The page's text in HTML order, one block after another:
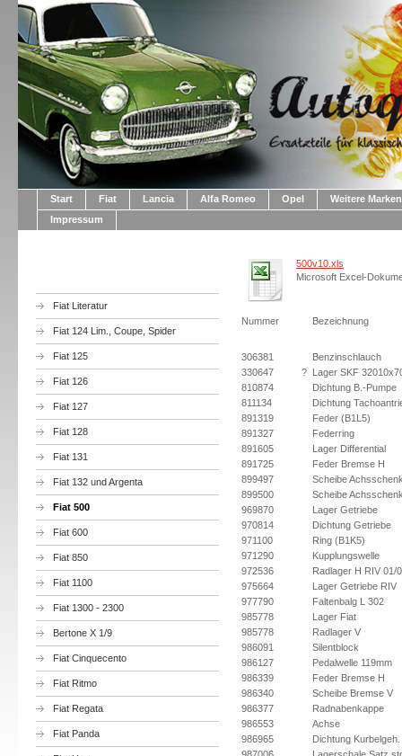
Start Fiat Lancia Alfa Romeo Opel
Weitere Marken
Impressum
Fiat Literatur
Fiat 124 Lim., Coupe, Spider
Fiat 125
Fiat 126
Fiat 127
Fiat 128
Fiat 131
Fiat 132 und Argenta
Fiat 500
Fiat 600
Fiat 850
Fiat 1100
Fiat 1300 - 2300
Bertone X 1/9
Fiat Cinquecento
Fiat Ritmo
Fiat Regata
Fiat Panda
500v10.xls
Microsoft Excel-
Nummer Bezeichnung
306381
Benzinschlauch
330647
? Lager SKF
810874
Dichtung B.-Pumpe
811134
Dichtung
891319
Feder (B1L5)
891327
Federring
891605
Lager Differential
891725
Feder Bremse H
899497
Scheibe
899500
Scheibe
969870
Lager Getriebe
970814
Dichtung Getriebe
971100
Ring (B1K5)
971290
Kupplungswelle
972536
Radlager H RIV 01/
975664
Lager Getriebe RIV
977790
Faltenbalg L 302
985778
Lager Fiat
985778
Radlager V
986091
Silentblock
986127
Pedalwelle 119mm
986339
Feder Bremse H
986340
Scheibe Bremse V
986377
Radnabenkappe
986553
Achse
986965
Dichtung Kurbelgeh.